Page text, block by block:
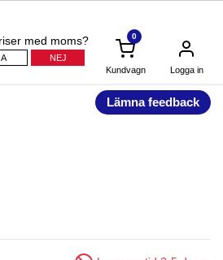
med moms?
NEJ
0
Kundvagn Logga in
Lämna feedback